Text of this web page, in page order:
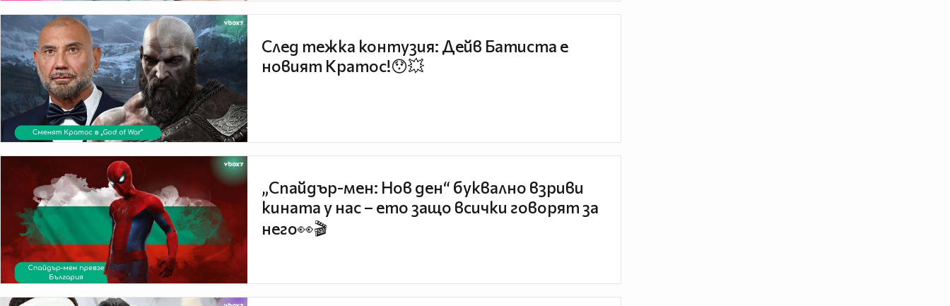
След тежка контузия: Дейв Батиста е
новият Кратос!😯💥
„Спайдър-мен: Нов ден“ буквално взриви
кината у нас – ето защо всички говорят за
него👀🎬